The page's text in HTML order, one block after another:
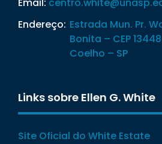
Endereço: Estrada Mun. Pr.
Bonita – CEP
Coelho – SP
Links sobre Ellen G. White
Site Oficial do White Estate